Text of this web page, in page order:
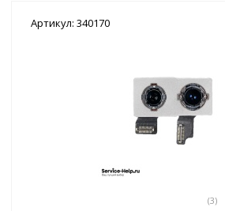
Артикул: 340170
(3)